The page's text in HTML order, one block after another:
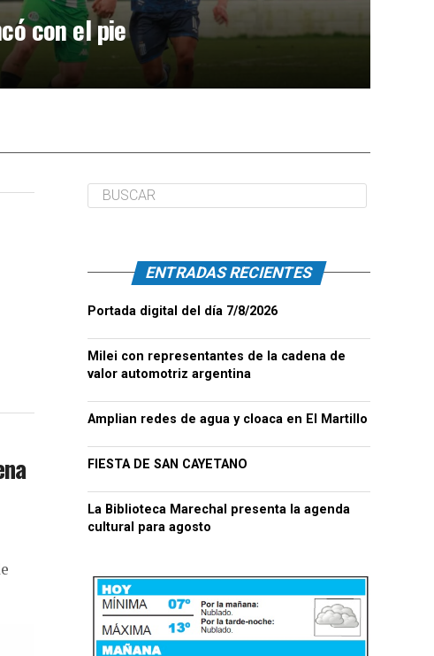
con el pie
ENTRADAS RECIENTES
Portada digital del día 7/8/2026
Milei con representantes de la cadena de
valor automotriz argentina
Amplian redes de agua y cloaca en El Martillo
FIESTA DE SAN CAYETANO
La Biblioteca Marechal presenta la agenda
cultural para agosto